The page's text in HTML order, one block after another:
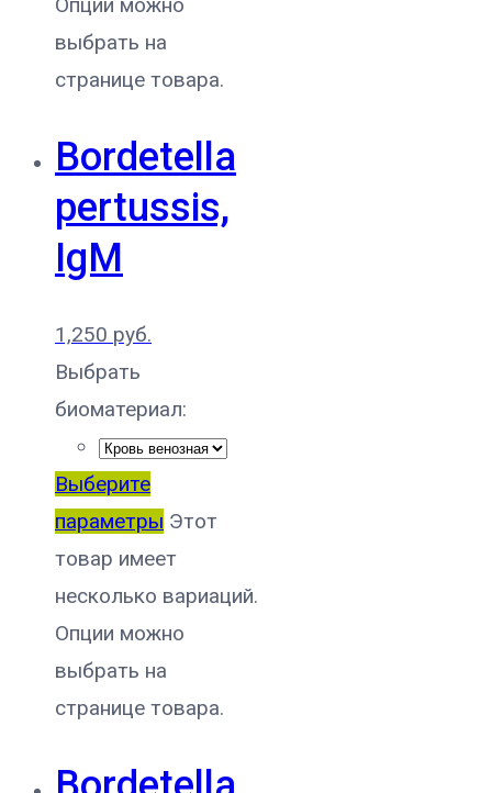
Опции можно
выбрать на
странице товара.
Bordetella
pertussis,
IgM
1,250 руб.
Выбрать
биоматериал:
Выберите
параметры Этот
товар имеет
несколько вариаций.
Опции можно
выбрать на
странице товара.